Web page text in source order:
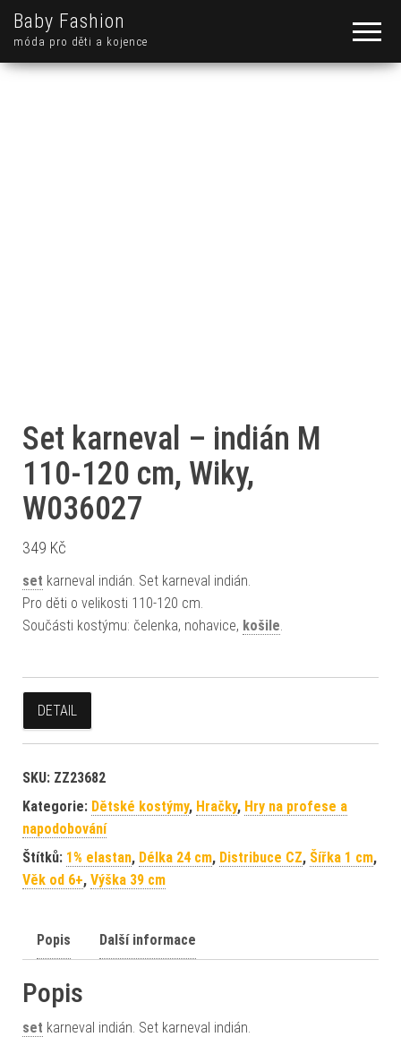
Baby Fashion
móda pro děti a kojence
Set karneval – indián M
110-120 cm, Wiky,
W036027
349 Kč
set karneval indián. Set karneval indián.
Pro děti o velikosti 110-120 cm.
Součásti kostýmu: čelenka, nohavice, košile.
DETAIL
SKU: ZZ23682
Kategorie: Dětské kostýmy, Hračky, Hry na profese a
napodobování
Štítků: 1% elastan, Délka 24 cm, Distribuce CZ, Šířka 1 cm,
Věk od 6+, Výška 39 cm
Popis Další informace
Popis
set karneval indián. Set karneval indián.